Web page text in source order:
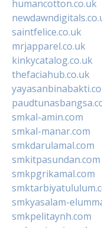
humancotton.co.uk
saintfelice.co.uk
mrjapparel.co.uk
kinkycatalog.co.uk
thefaciahub.co.uk
smkal-amin.com
smkal-manar.com
smkdarulamal.com
smkitpasundan.com
smkpgrikamal.com
smkyasalam-
smkpelitaynh.com